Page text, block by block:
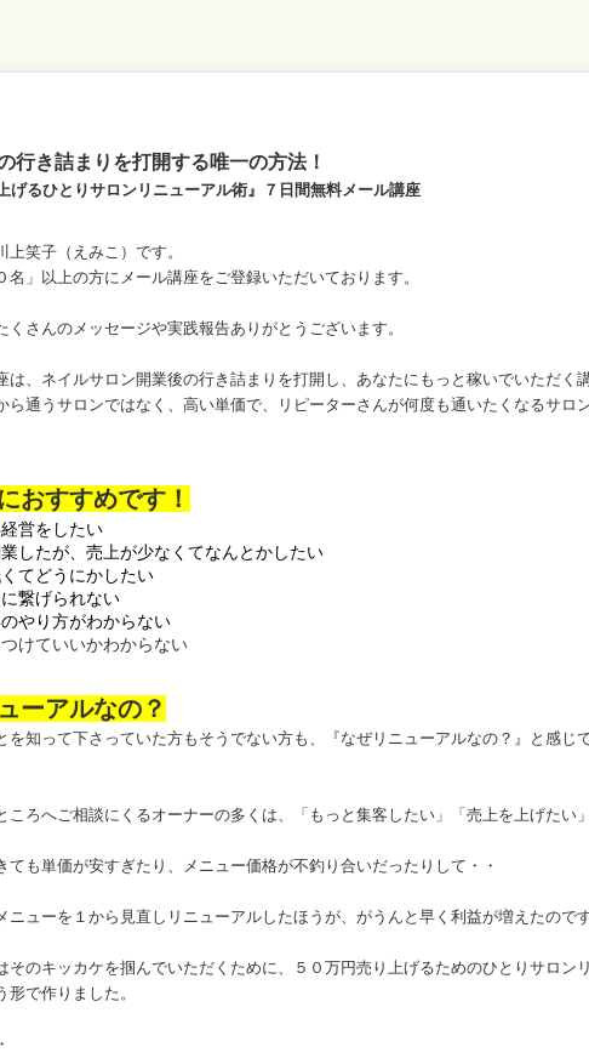
行き詰まりを打開する唯一の方法！
げるひとりサロンリニューアル術』７日間無料メール講座
上笑子（えみこ）です。
名」以上の方にメール講座をご登録いただいております。
くさんのメッセージや実践報告ありがとうございます。
は、ネイルサロン開業後の行き詰まりを打開し、あなたにもっと稼いでいただく
ら通うサロンではなく、高い単価で、リピーターさんが何度も通いたくなるサロ
おすすめです！
営をしたい
業したが、売上が少なくてなんとかしたい
くてどうにかしたい
に繋げられない
のやり方がわからない
つけていいかわからない
ーアルなの？
を知って下さっていた方もそうでない方も、『なぜリニューアルなの？』と感じ
ころへご相談にくるオーナーの多くは、「もっと集客したい」「売上を上げたい
ても単価が安すぎたり、メニュー価格が不釣り合いだったりして・・
ニューを１から見直しリニューアルしたほうが、がうんと早く利益が増えたので
そのキッカケを掴んでいただくために、５０万円売り上げるためのひとりサロン
形で作りました。